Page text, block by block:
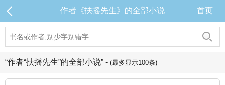
作者《扶摇先生》的全部小说 首页
“作者“扶摇先生”的全部小说” - (最多显示100条)